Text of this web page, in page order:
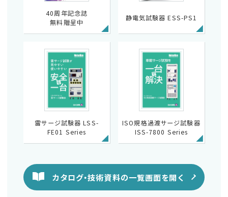
40周年記念誌
無料贈呈中
静電気試験器 ESS-PS1
雷サージ試験器 LSS-
FE01 Series
ISO規格過渡サージ試験器
ISS-7800 Series
カタログ・技術資料の一覧画面を開く